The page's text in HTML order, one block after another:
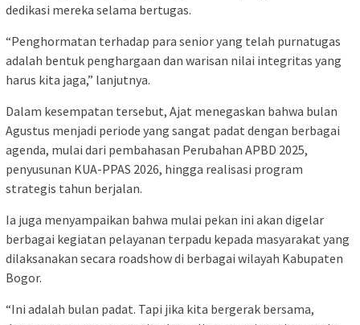
dedikasi mereka selama bertugas.
“Penghormatan terhadap para senior yang telah purnatugas
adalah bentuk penghargaan dan warisan nilai integritas yang
harus kita jaga,” lanjutnya.
Dalam kesempatan tersebut, Ajat menegaskan bahwa bulan
Agustus menjadi periode yang sangat padat dengan berbagai
agenda, mulai dari pembahasan Perubahan APBD 2025,
penyusunan KUA-PPAS 2026, hingga realisasi program
strategis tahun berjalan.
Ia juga menyampaikan bahwa mulai pekan ini akan digelar
berbagai kegiatan pelayanan terpadu kepada masyarakat yang
dilaksanakan secara roadshow di berbagai wilayah Kabupaten
Bogor.
“Ini adalah bulan padat. Tapi jika kita bergerak bersama,